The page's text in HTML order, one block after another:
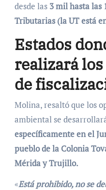
desde las 3 mil hasta las
Tributarias (la UT está
Estados
realizará
de
Molina, resaltó que los
ambiental se
específicamente en el
pueblo de la Colonia
Mérida y Trujillo.
«Está prohibido, no se